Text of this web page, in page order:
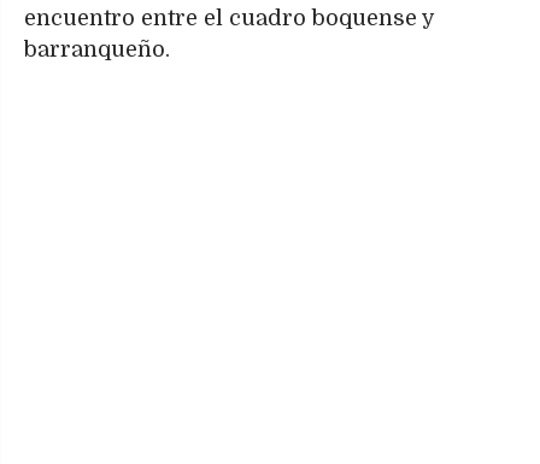
encuentro entre el cuadro boquense y
barranqueño.